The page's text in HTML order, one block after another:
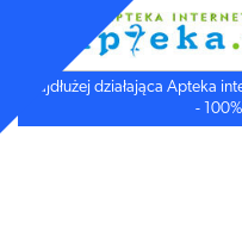
Najdłużej działająca Apteka
-